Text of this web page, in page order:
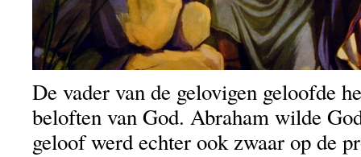
De vader van de gelovigen geloofde
beloften van God. Abraham wilde
geloof werd echter ook zwaar op de